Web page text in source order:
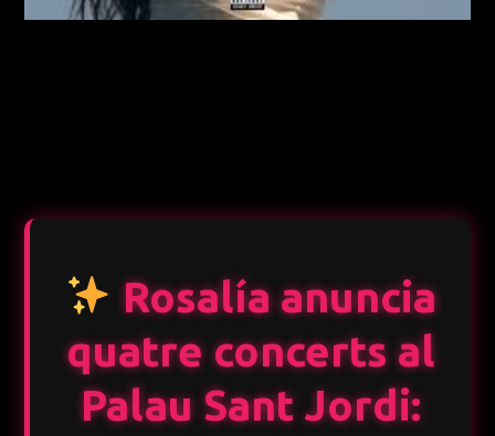
Rosalía anuncia
quatre concerts al
Palau Sant Jordi: